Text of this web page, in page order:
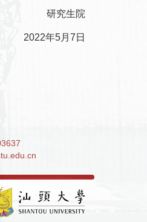
生院
5月7日